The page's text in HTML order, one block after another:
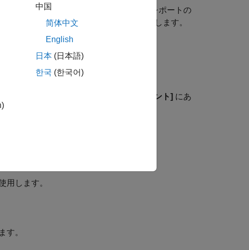
レポートが作成されます。コード生成レポートの
は構成オブジェクトのプロパティを使用します。
[生成されたコードのコメント] にあ
用します。
す。
中国
简体中文
English
日本 (日本語)
한국 (한국어)